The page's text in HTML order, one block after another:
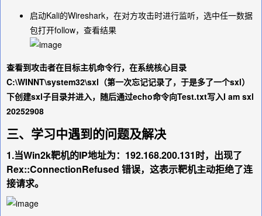
启动Kali的Wireshark，在对方攻击时进行监听，选中任一数据
包打开follow，查看结果
查看到攻击者在目标主机命令行，在系统核心目录
C:\WINNT\system32\sxl（第一次忘记记录了，于是多了一个sxl）
下创建sxl子目录并进入，随后通过echo命令向Test.txt写入I am sxl
20252908
三、学习中遇到的问题及解决
1.当Win2k靶机的IP地址为：192.168.200.131时，出现了
Rex::ConnectionRefused 错误，这表示靶机主动拒绝了连
接请求。